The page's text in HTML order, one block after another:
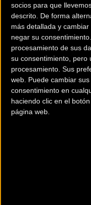
socios para que
descrito. De forma
más detallada y
negar su consentimiento.
procesamiento de sus
su consentimiento, pero
procesamiento. Sus
web. Puede cambiar
consentimiento en
haciendo clic en el
página web.
Y para los bikers
multiherramientas
reparaciones en
multiherramientas y
(grande), con 22
mecánicos
los trabajos de
Si quieres